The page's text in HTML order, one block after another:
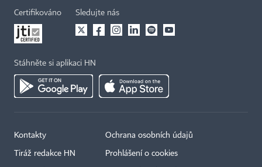
Certifikováno Sledujte nás
Stáhněte si aplikaci HN
Kontakty
Tiráž redakce HN
Ochrana osobních údajů
Prohlášení o cookies